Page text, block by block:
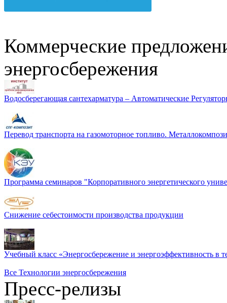
Коммерческие
энергосбережения
Водосберегающая сантехарматура – Автоматические
Перевод транспорта на газомоторное топливо.
Программа семинаров "Корпоративного энергетического
Снижение себестоимости производства продукции
Учебный класс «Энергосбережение и энергоэффективность в
Все Технологии энергосбережения
Пресс-релизы